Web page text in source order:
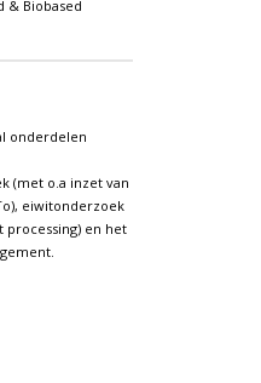
& Biobased
onderdelen
(met o.a inzet van
eiwitonderzoek
en het